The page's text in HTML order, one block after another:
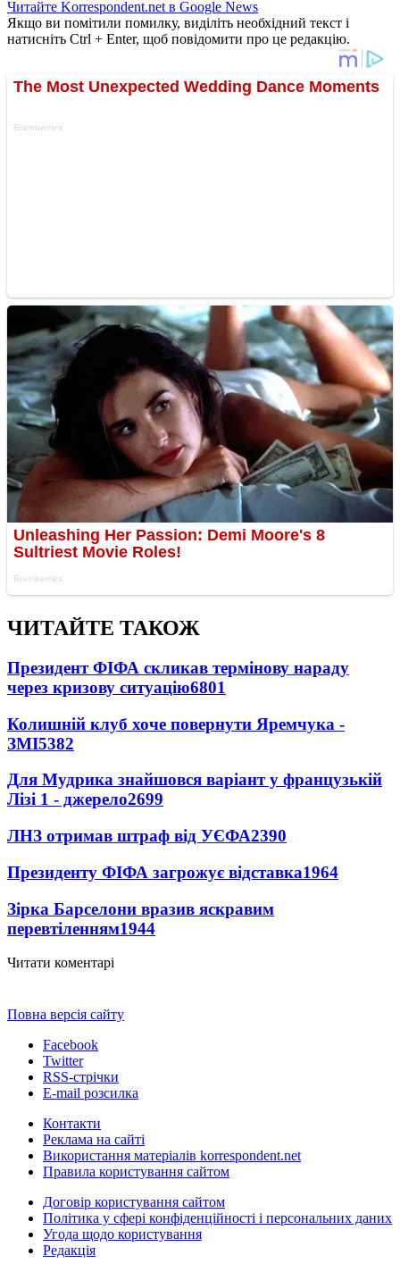
Читайте Korrespondent.net в Google News
Якщо ви помітили помилку, виділіть необхідний текст і
натисніть Ctrl + Enter, щоб повідомити про це редакцію.
ЧИТАЙТЕ ТАКОЖ
Президент ФІФА скликав термінову нараду
через кризову ситуацію6801
Колишній клуб хоче повернути Яремчука -
ЗМІ5382
Для Мудрика знайшовся варіант у французькій
Лізі 1 - джерело2699
ЛНЗ отримав штраф від УЄФА2390
Президенту ФІФА загрожує відставка1964
Зірка Барселони вразив яскравим
перевтіленням1944
Читати коментарі
Повна версія сайту
Facebook
Twitter
RSS-стрічки
E-mail розсилка
Контакти
Реклама на сайті
Використання матеріалів korrespondent.net
Правила користування сайтом
Договір користування сайтом
Політика у сфері конфіденційності і персональних даних
Угода щодо користування
Редакція